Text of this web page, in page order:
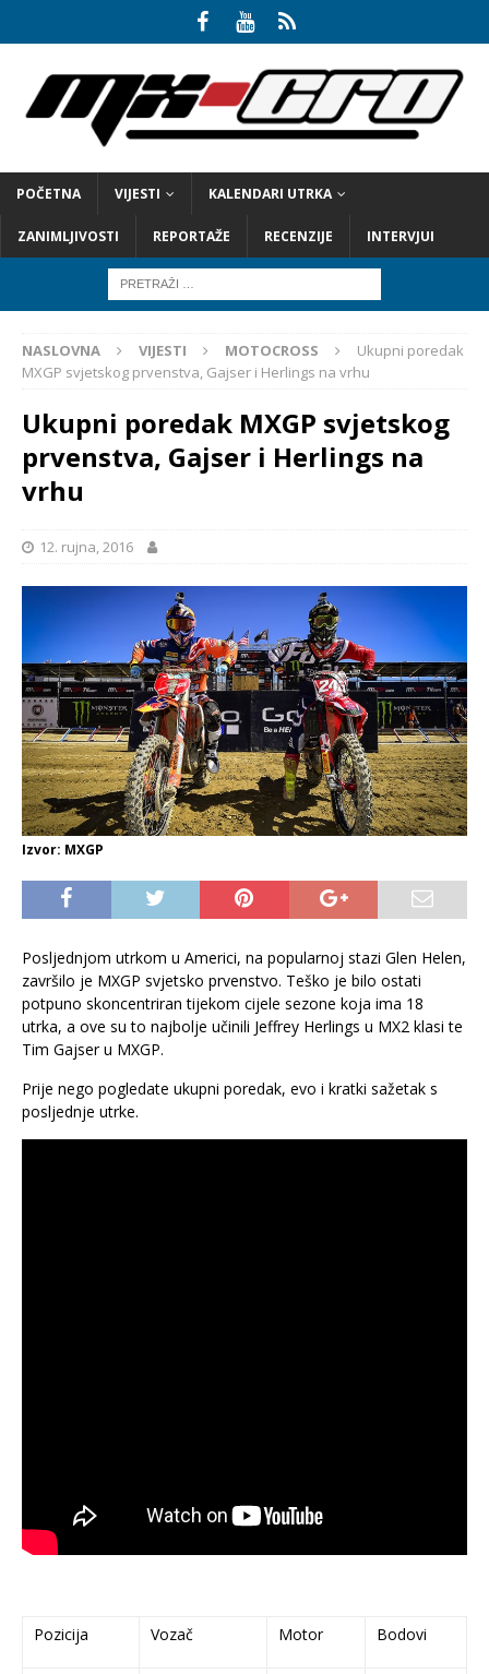
POČETNA VIJESTI KALENDARI UTRKA
ZANIMLJIVOSTI REPORTAŽE RECENZIJE INTERVJUI
NASLOVNA VIJESTI MOTOCROSS
Ukupni poredak
MXGP svjetskog prvenstva, Gajser i Herlings na vrhu
Ukupni poredak MXGP svjetskog
prvenstva, Gajser i Herlings na
vrhu
12. rujna, 2016
Izvor: MXGP
Posljednjom utrkom u Americi, na popularnoj stazi Glen Helen,
završilo je MXGP svjetsko prvenstvo. Teško je bilo ostati
potpuno skoncentriran tijekom cijele sezone koja ima 18
utrka, a ove su to najbolje učinili Jeffrey Herlings u MX2 klasi te
Tim Gajser u MXGP.
Prije nego pogledate ukupni poredak, evo i kratki sažetak s
posljednje utrke.
Pozicija Vozač Motor Bodovi